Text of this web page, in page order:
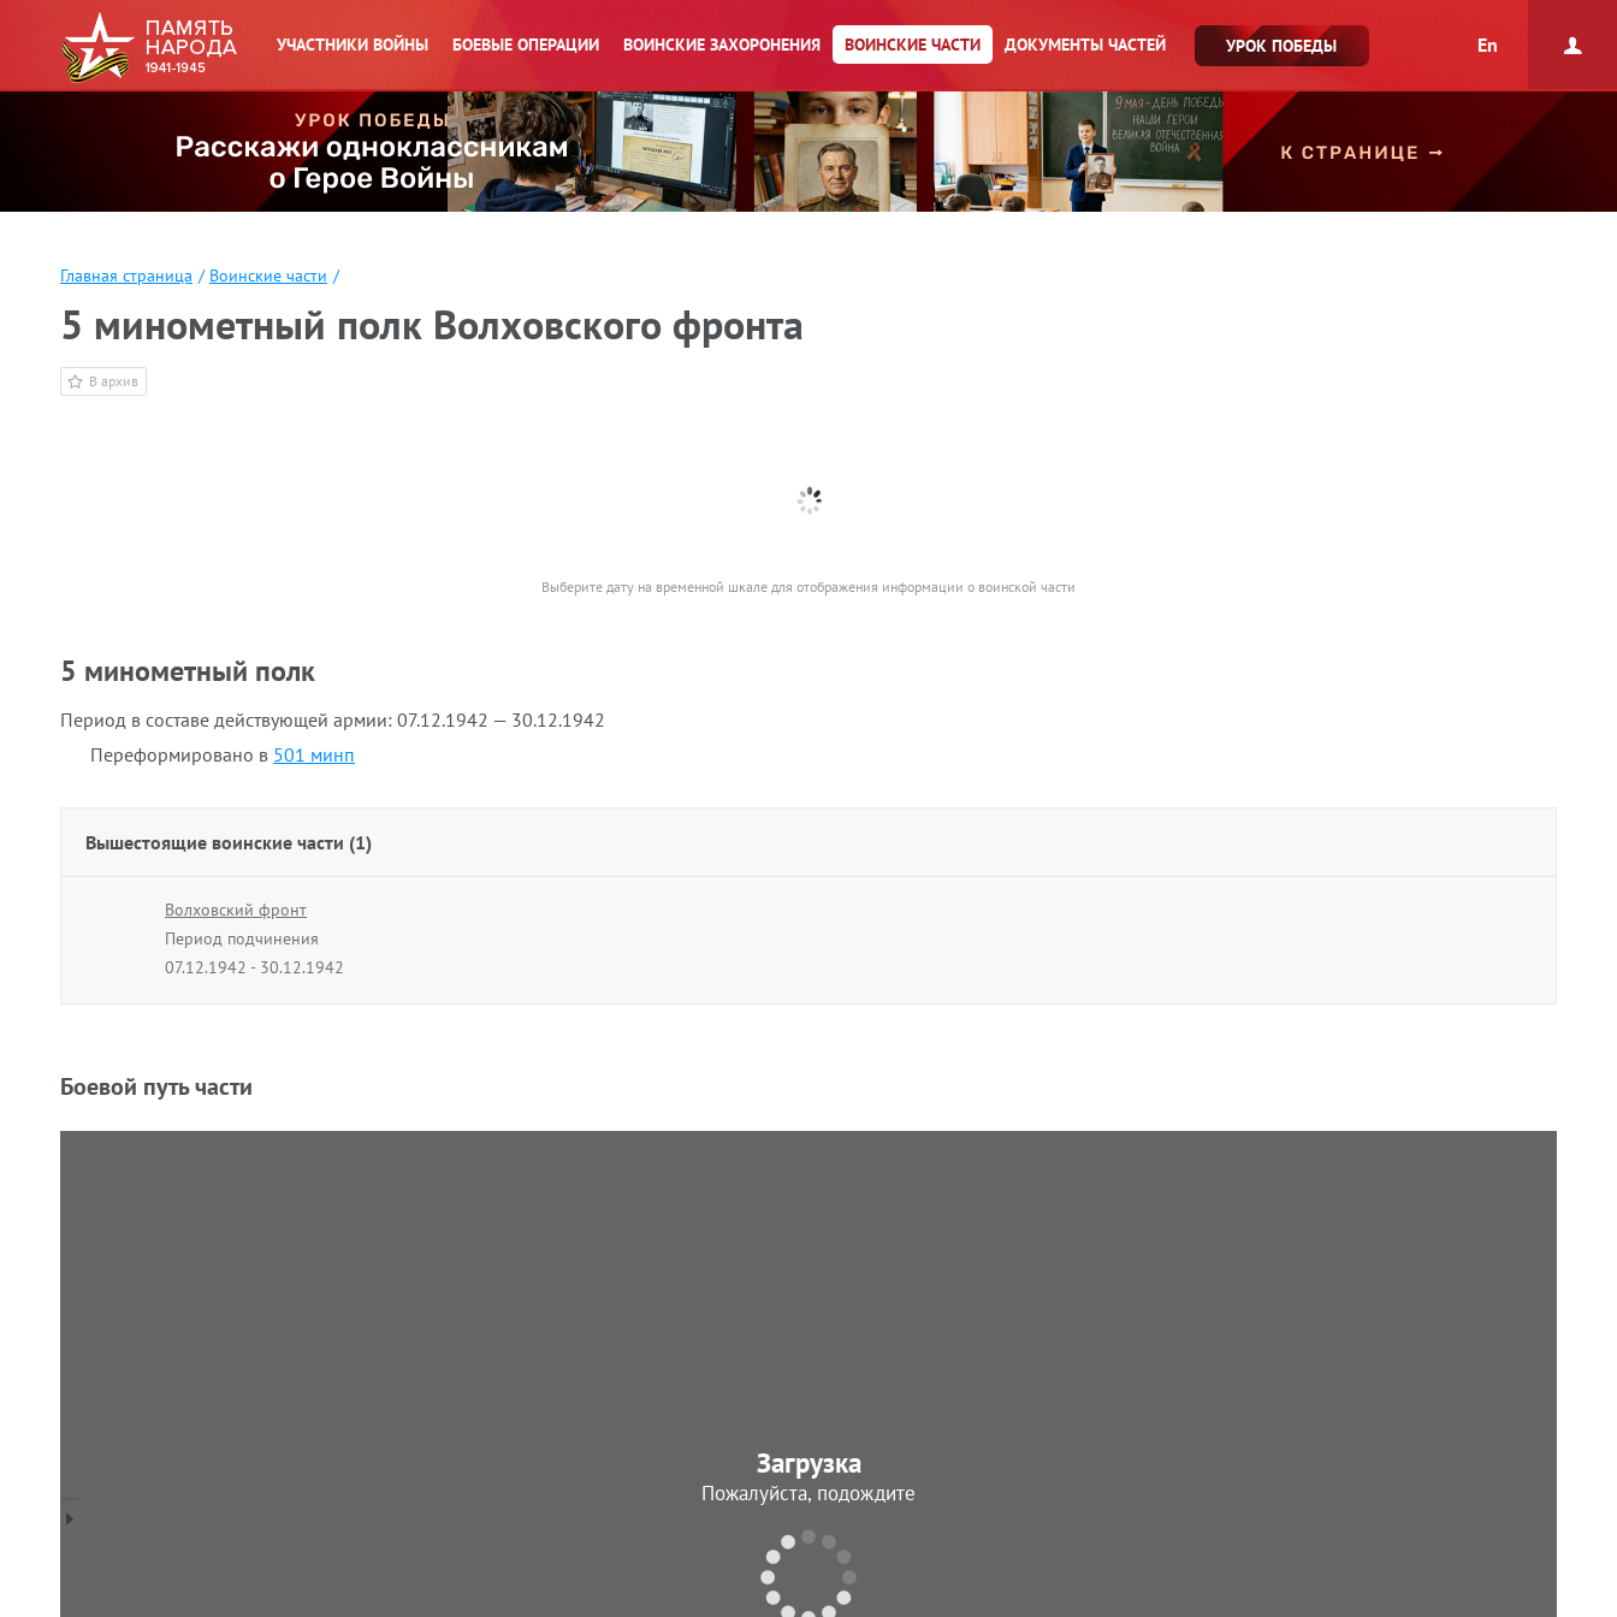
УЧАСТНИКИ ВОЙНЫ БОЕВЫЕ ОПЕРАЦИИ ВОИНСКИЕ ЗАХОРОНЕНИЯ ВОИНСКИЕ ЧАСТИ ДОКУМЕНТЫ ЧАСТЕЙ УРОК ПОБЕДЫ En
Главная страница / Воинские части /
5 минометный полк Волховского фронта
В архив
Выберите дату на временной шкале для отображения информации о воинской части
5 минометный полк
Период в составе действующей армии: 07.12.1942 — 30.12.1942
Переформировано в 501 минп
Вышестоящие воинские части (1)
Волховский фронт
Период подчинения
07.12.1942 - 30.12.1942
Боевой путь части
Загрузка
Пожалуйста, подождите